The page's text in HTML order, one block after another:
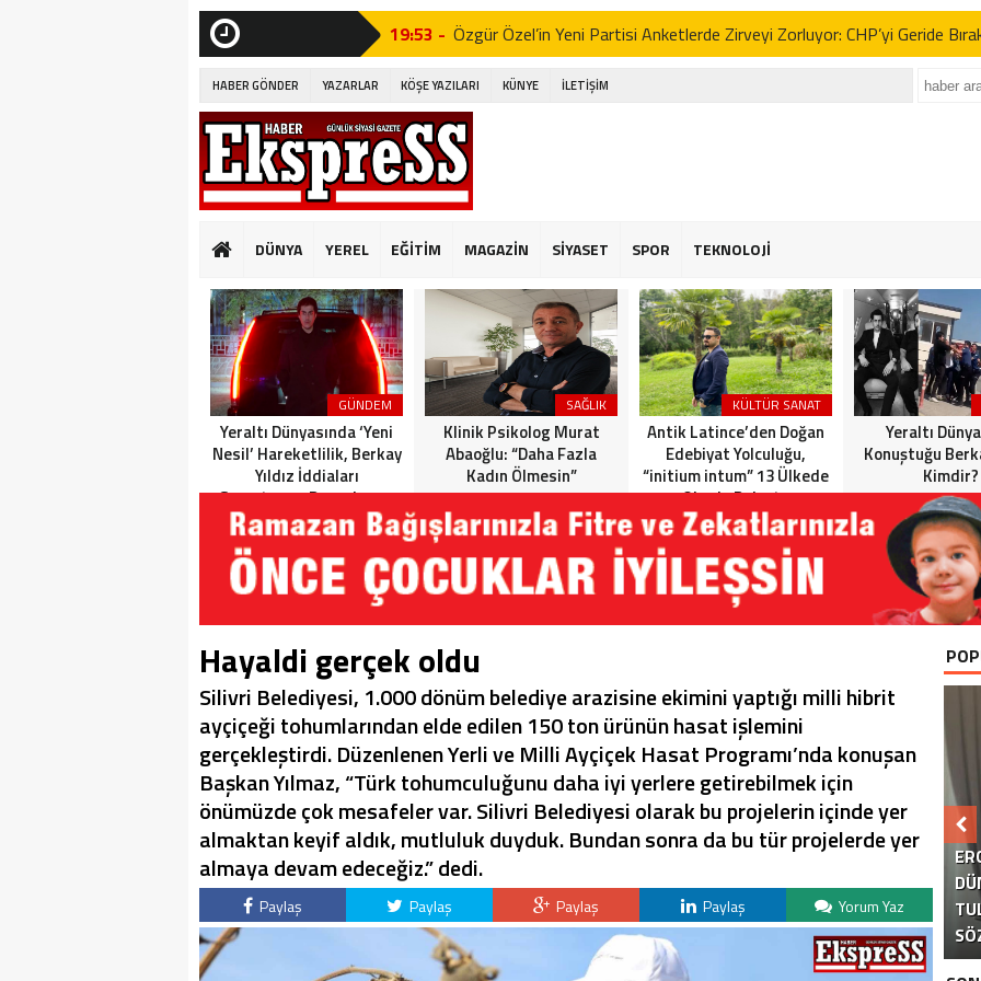
19:53 - Özgür Özel’in Yeni Partisi Anketlerde Zirveyi Zorluyor: CHP’yi Geride
19:51 - Fatih Erbakan’dan İttifak Açıklaması: “Seçimlere Tek Başına Girmeliyiz”
19:49 - CHP’de Yeni Parti Tartışmaları ve Sinem Dedetaş’ın Kararı: Gürsel
09:33 - PINARTEPE’DE İMAR ADALETSİZLİĞİ: BİR YANDA ÇATI HAVUZLARI,
GÜVENLİ KONUT BEKLEYEN HALK!
Edildi!”
19:53 - Özgür Özel’in Yeni Partisi Anketlerde Zirveyi Zorluyor: CHP’yi Geride
19:51 -
Fatih Erbakan’dan İttifak Açıklaması: “Seçimlere Tek Başına Girmeliyiz”
19:49 - CHP’de Yeni Parti Tartışmaları ve Sinem Dedetaş’ın Kararı: Gürsel
HABER GÖNDER YAZARLAR KÖŞE YAZILARI KÜNYE İLETİŞİM
DÜNYA YEREL EĞİTİM MAGAZİN SİYASET SPOR TEKNOLOJİ
GÜNDEM
Yeraltı Dünyasında ‘Yeni
Nesil’ Hareketlilik, Berkay
Yıldız İddiaları
Soruşturma Dosyalarına
Yansıdı!
SAĞLIK
Klinik Psikolog Murat
Abaoğlu: “Daha Fazla
Kadın Ölmesin”
KÜLTÜR SANAT
Antik Latince’den Doğan
Edebiyat Yolculuğu,
“initium intum” 13 Ülkede
Okurla Buluştu
Yeraltı
Konuştuğu
Kimdir?
Hayaldi gerçek oldu
Silivri Belediyesi, 1.000 dönüm belediye arazisine ekimini yaptığı milli hibrit
ayçiçeği tohumlarından elde edilen 150 ton ürünün hasat işlemini
gerçekleştirdi. Düzenlenen Yerli ve Milli Ayçiçek Hasat Programı’nda konuşan
Başkan Yılmaz, “Türk tohumculuğunu daha iyi yerlere getirebilmek için
önümüzde çok mesafeler var. Silivri Belediyesi olarak bu projelerin içinde yer
almaktan keyif aldık, mutluluk duyduk. Bundan sonra da bu tür projelerde yer
almaya devam edeceğiz.” dedi.
Paylaş Paylaş Paylaş Paylaş Yorum Yaz